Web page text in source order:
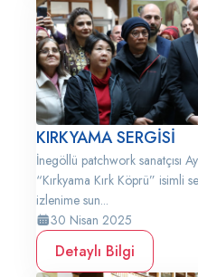
KIRKYAMA SERGİSİ
İnegöllü patchwork sanatçısı
“Kırkyama Kırk Köprü” isimli
izlenime sun...
30 Nisan 2025
Detaylı Bilgi